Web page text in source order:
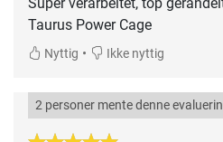
Taurus Power Cage
Nyttig • Ikke nyttig
2 personer mente denne